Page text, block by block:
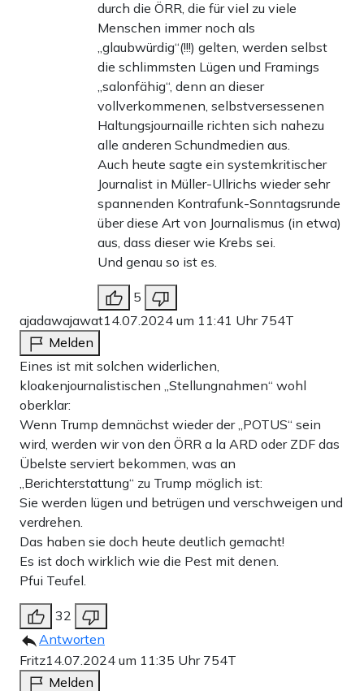
durch die ÖRR, die für viel zu viele
Menschen immer noch als
„glaubwürdig“(!!!) gelten, werden selbst
die schlimmsten Lügen und Framings
„salonfähig“, denn an dieser
vollverkommenen, selbstversessenen
Haltungsjournaille richten sich nahezu
alle anderen Schundmedien aus.
Auch heute sagte ein systemkritischer
Journalist in Müller-Ullrichs wieder sehr
spannenden Kontrafunk-Sonntagsrunde
über diese Art von Journalismus (in etwa)
aus, dass dieser wie Krebs sei.
Und genau so ist es.
5
ajadawajawat14.07.2024 um 11:41 Uhr 754T
Melden
Eines ist mit solchen widerlichen,
kloakenjournalistischen „Stellungnahmen“ wohl
oberklar:
Wenn Trump demnächst wieder der „POTUS“ sein
wird, werden wir von den ÖRR a la ARD oder ZDF das
Übelste serviert bekommen, was an
„Berichterstattung“ zu Trump möglich ist:
Sie werden lügen und betrügen und verschweigen und
verdrehen.
Das haben sie doch heute deutlich gemacht!
Es ist doch wirklich wie die Pest mit denen.
Pfui Teufel.
32
Antworten
Fritz14.07.2024 um 11:35 Uhr 754T
Melden